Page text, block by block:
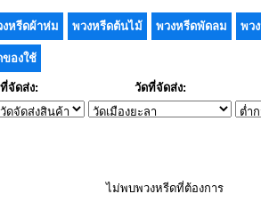
งหรีดผ้าห่ม พวงหรีดต้นไม้ พวงหรีดพัดลม พว
องใช้
จัดส่ง: วัดที่จัดส่ง:
ไม่พบพวงหรีดที่ต้องการ